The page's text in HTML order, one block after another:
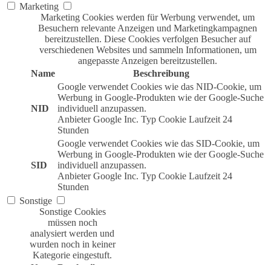
Marketing
Marketing Cookies werden für Werbung verwendet, um
Besuchern relevante Anzeigen und Marketingkampagnen
bereitzustellen. Diese Cookies verfolgen Besucher auf
verschiedenen Websites und sammeln Informationen, um
angepasste Anzeigen bereitzustellen.
Name
Beschreibung
NID
Google verwendet Cookies wie das NID-Cookie, um
Werbung in Google-Produkten wie der Google-Suche
individuell anzupassen.
Anbieter Google Inc. Typ Cookie Laufzeit 24
Stunden
SID
Google verwendet Cookies wie das SID-Cookie, um
Werbung in Google-Produkten wie der Google-Suche
individuell anzupassen.
Anbieter Google Inc. Typ Cookie Laufzeit 24
Stunden
Sonstige
Sonstige Cookies
müssen noch
analysiert werden und
wurden noch in keiner
Kategorie eingestuft.